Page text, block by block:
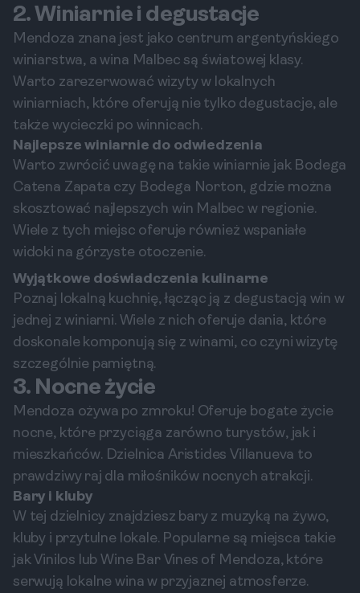
2. Winiarnie i degustacje
Mendoza znana jest jako centrum argentyńskiego
winiarstwa, a wina Malbec są światowej klasy.
Warto zarezerwować wizyty w lokalnych
winiarniach, które oferują nie tylko degustacje, ale
także wycieczki po winnicach.
Najlepsze winiarnie do odwiedzenia
Warto zwrócić uwagę na takie winiarnie jak Bodega
Catena Zapata czy Bodega Norton, gdzie można
skosztować najlepszych win Malbec w regionie.
Wiele z tych miejsc oferuje również wspaniałe
widoki na górzyste otoczenie.
Wyjątkowe doświadczenia kulinarne
Poznaj lokalną kuchnię, łącząc ją z degustacją win w
jednej z winiarni. Wiele z nich oferuje dania, które
doskonale komponują się z winami, co czyni wizytę
szczególnie pamiętną.
3. Nocne życie
Mendoza ożywa po zmroku! Oferuje bogate życie
nocne, które przyciąga zarówno turystów, jak i
mieszkańców. Dzielnica Aristides Villanueva to
prawdziwy raj dla miłośników nocnych atrakcji.
Bary i kluby
W tej dzielnicy znajdziesz bary z muzyką na żywo,
kluby i przytulne lokale. Popularne są miejsca takie
jak Vinilos lub Wine Bar Vines of Mendoza, które
serwują lokalne wina w przyjaznej atmosferze.